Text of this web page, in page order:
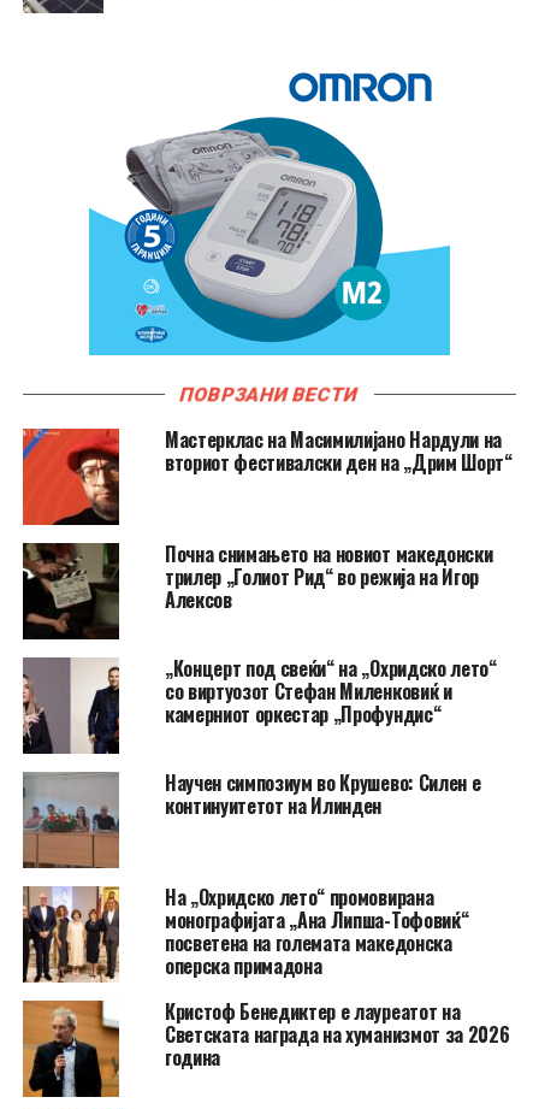
ПОВРЗАНИ ВЕСТИ
Мастерклас на Масимилијано Нардули на
вториот фестивалски ден на „Дрим Шорт“
Почна снимањето на новиот македонски
трилер „Голиот Рид“ во режија на Игор
Алексов
„Концерт под свеќи“ на „Охридско лето“
со виртуозот Стефан Миленковиќ и
камерниот оркестар „Профундис“
Научен симпозиум во Крушево: Силен е
континуитетот на Илинден
На „Охридско лето“ промовирана
монографијата „Ана Липша-Тофовиќ“
посветена на големата македонска
оперска примадона
Кристоф Бенедиктер е лауреатот на
Светската награда на хуманизмот за 2026
година